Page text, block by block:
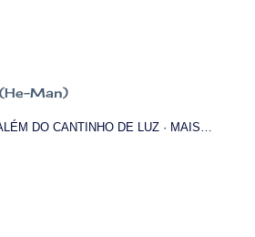
Man)
DO CANTINHO DE LUZ MAIS…